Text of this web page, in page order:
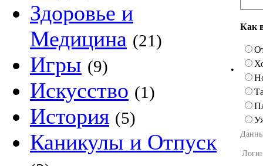
Здоровье и
Медицина (21)
Игры (9)
Искусство (1)
История (5)
Каникулы и Отпуск
•
Как